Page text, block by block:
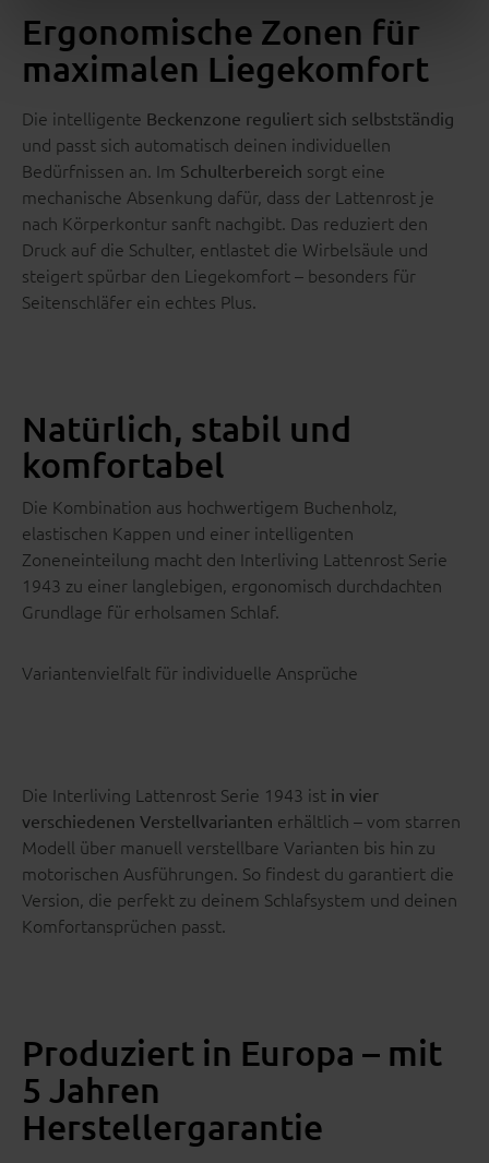
Ergonomische Zonen für
maximalen Liegekomfort
Die intelligente Beckenzone reguliert sich selbstständig
und passt sich automatisch deinen individuellen
Bedürfnissen an. Im Schulterbereich sorgt eine
mechanische Absenkung dafür, dass der Lattenrost je
nach Körperkontur sanft nachgibt. Das reduziert den
Druck auf die Schulter, entlastet die Wirbelsäule und
steigert spürbar den Liegekomfort – besonders für
Seitenschläfer ein echtes Plus.
Natürlich, stabil und
komfortabel
Die Kombination aus hochwertigem Buchenholz,
elastischen Kappen und einer intelligenten
Zoneneinteilung macht den Interliving Lattenrost Serie
1943 zu einer langlebigen, ergonomisch durchdachten
Grundlage für erholsamen Schlaf.
Variantenvielfalt für individuelle Ansprüche
Die Interliving Lattenrost Serie 1943 ist in vier
verschiedenen Verstellvarianten erhältlich – vom starren
Modell über manuell verstellbare Varianten bis hin zu
motorischen Ausführungen. So findest du garantiert die
Version, die perfekt zu deinem Schlafsystem und deinen
Komfortansprüchen passt.
Produziert in Europa – mit
5 Jahren
Herstellergarantie